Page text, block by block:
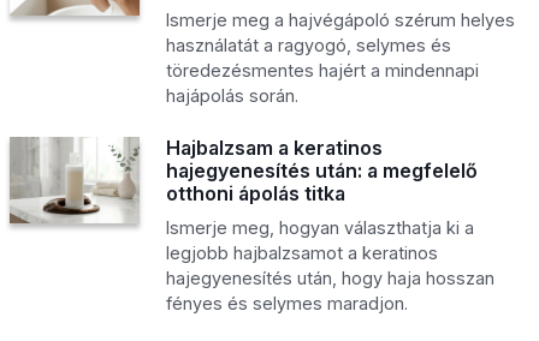
Ismerje meg a hajvégápoló szérum helyes
használatát a ragyogó, selymes és
töredezésmentes hajért a mindennapi
hajápolás során.
Hajbalzsam a keratinos
hajegyenesítés után: a megfelelő
otthoni ápolás titka
Ismerje meg, hogyan választhatja ki a
legjobb hajbalzsamot a keratinos
hajegyenesítés után, hogy haja hosszan
fényes és selymes maradjon.